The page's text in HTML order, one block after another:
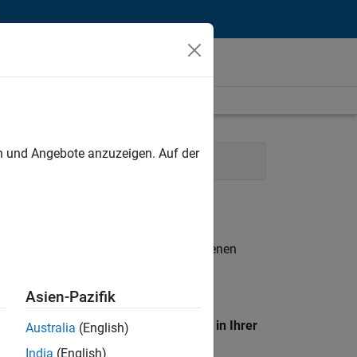
Büro- und Verwaltungsdienste
. Wenn Sie noch immer keine offenen
unseres
Standort, um alle Stellenangebote in Ihrer
Angebote anzuzeigen. Auf der
Asien-Pazifik
Australia (English)
India (English)